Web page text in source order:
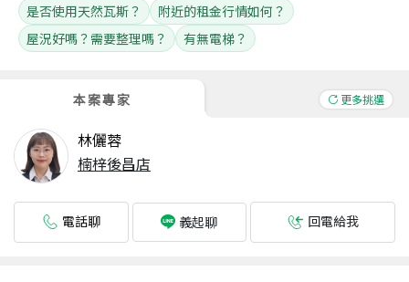
本案專家 更多挑選
林儷蓉
楠梓後昌店
電話聊 義起聊 回電給我
是否使用天然瓦斯？
附近的租金行情如何？
屋況好嗎？需要整理嗎？
有無電梯？